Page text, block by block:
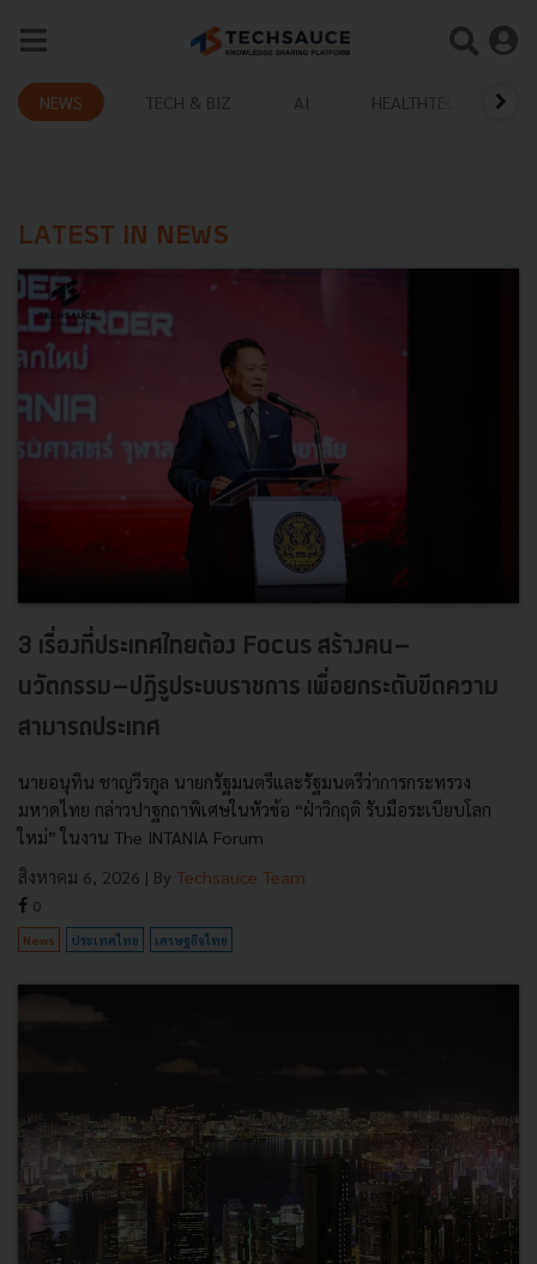
NEWS TECH & BIZ AI HEALTHTECH
LATEST IN NEWS
3 เรื่องที่ประเทศไทยต้อง Focus สร้างคน–
นวัตกรรม–ปฏิรูประบบราชการ เพื่อยกระดับขีดความ
สามารถประเทศ
นายอนุทิน ชาญวีรกูล นายกรัฐมนตรีและรัฐมนตรีว่าการกระทรวง
มหาดไทย กล่าวปาฐกถาพิเศษในหัวข้อ “ฝ่าวิกฤติ รับมือระเบียบโลก
ใหม่” ในงาน The INTANIA Forum
สิงหาคม 6, 2026 | By Techsauce Team
0
News ประเทศไทย เศรษฐกิจไทย